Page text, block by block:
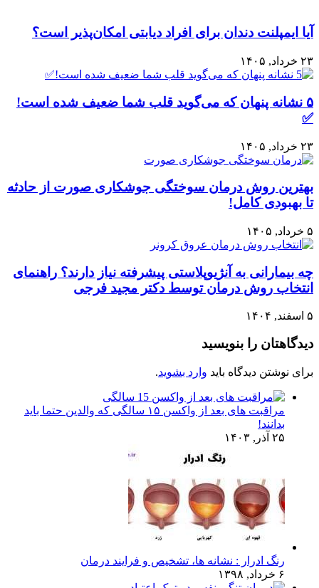
آیا ایمپلنت دندان برای افراد دیابتی امکان‌پذیر است؟
۲۳ خرداد, ۱۴۰۵
۵ نشانه پنهان که می‌گوید قلب شما ضعیف شده است!
✅
۲۳ خرداد, ۱۴۰۵
بهترین روش درمان سوختگی جوشکاری صورت از حادثه
تا بهبودی کامل!
۵ خرداد, ۱۴۰۵
چه بیمارانی به آنژیوپلاستی پیشرفته نیاز دارند؟ راهنمای
انتخاب روش درمان توسط دکتر مجید فرجی
۵ اسفند, ۱۴۰۴
دیدگاهتان را بنویسید
برای نوشتن دیدگاه باید وارد بشوید.
مراقبت های بعد از واکسن ۱۵ سالگی که والدین حتما باید
بدانند!
۲۵ آذر, ۱۴۰۳
رنگ ادرار : نشانه ها، تشخیص و فرایند درمان
۶ خرداد, ۱۳۹۸